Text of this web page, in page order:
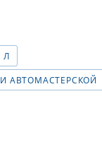
Л
АВТОМАСТЕРСКОЙ